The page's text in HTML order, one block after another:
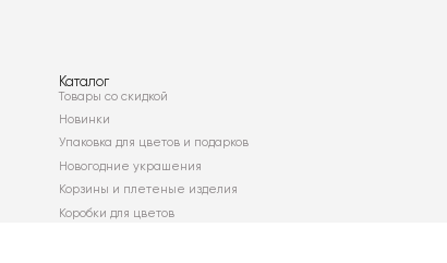
Каталог
Товары со скидкой
Новинки
Упаковка для цветов и подарков
Новогодние украшения
Корзины и плетеные изделия
Коробки для цветов